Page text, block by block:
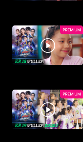
PREMIUM
PREMIUM